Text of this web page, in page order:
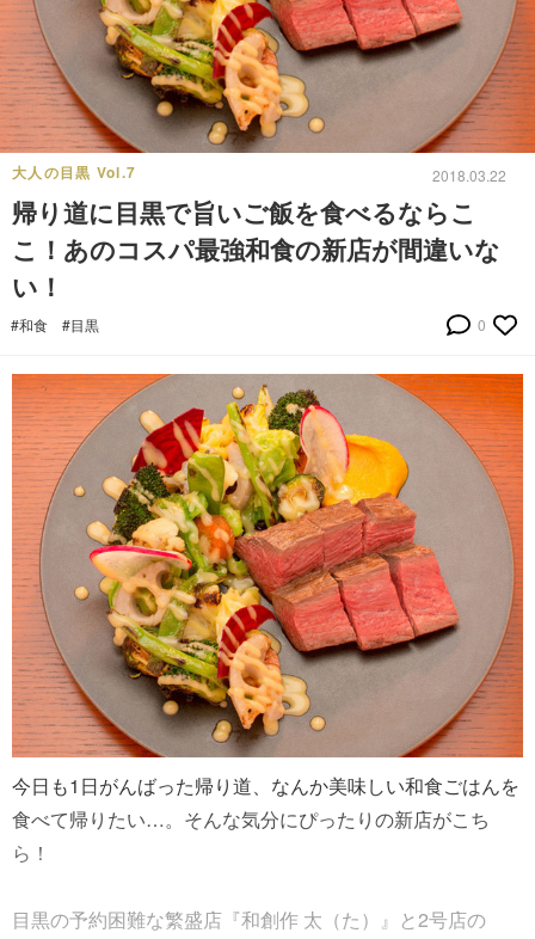
大人の目黒 Vol.7 2018.03.22
帰り道に目黒で旨いご飯を食べるならこ
こ！あのコスパ最強和食の新店が間違いな
い！
#和食 #目黒 0
今日も1日がんばった帰り道、なんか美味しい和食ごはんを
食べて帰りたい…。そんな気分にぴったりの新店がこち
ら！
目黒の予約困難な繁盛店『和創作 太（た）』と2号店の